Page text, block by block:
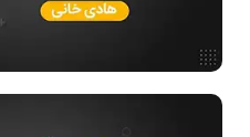
هوش مصنوعی